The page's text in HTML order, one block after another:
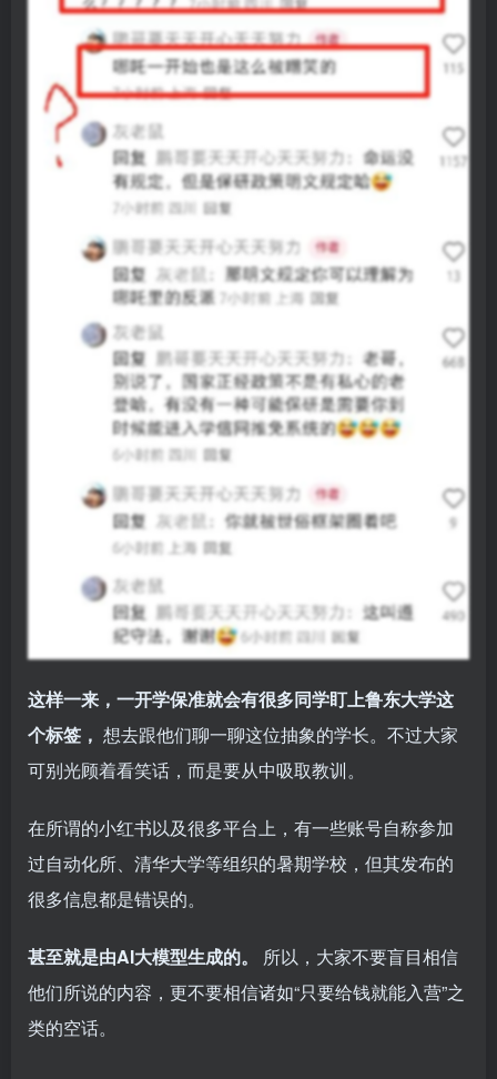
这样一来，一开学保准就会有很多同学盯上鲁东大学这
个标签， 想去跟他们聊一聊这位抽象的学长。不过大家
可别光顾着看笑话，而是要从中吸取教训。
在所谓的小红书以及很多平台上，有一些账号自称参加
过自动化所、清华大学等组织的暑期学校，但其发布的
很多信息都是错误的。
甚至就是由AI大模型生成的。 所以，大家不要盲目相信
他们所说的内容，更不要相信诸如“只要给钱就能入营”之
类的空话。